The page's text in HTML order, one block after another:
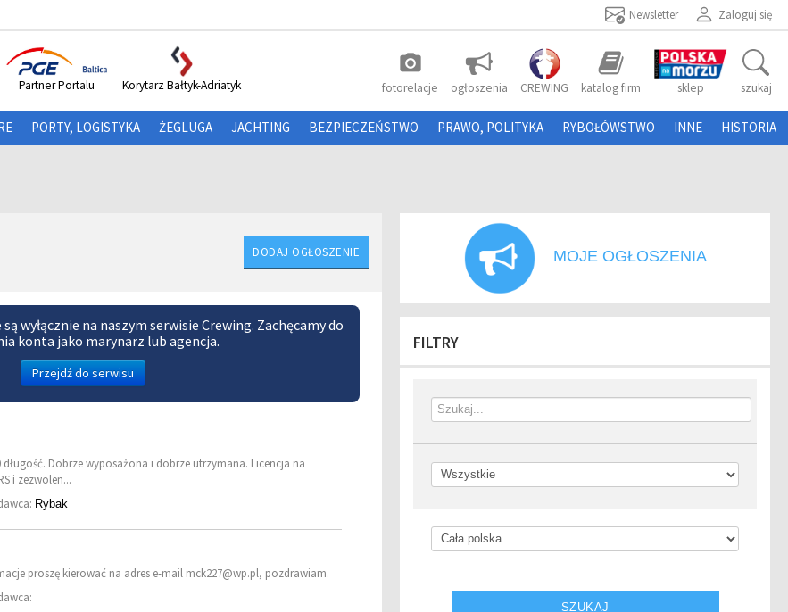
Zaloguj się
Newsletter
photo_camera
fotorelacje ogłoszenia CREWING katalog firm sklep szukaj
Partner Portalu Korytarz Bałtyk-Adriatyk
PORTY, LOGISTYKA ŻEGLUGA JACHTING BEZPIECZEŃSTWO PRAWO, POLITYKA RYBOŁÓWSTWO INNE HISTORIA
DODAJ OGŁOSZENIE
wyłącznie na naszym serwisie Crewing. Zachęcamy do
konta jako marynarz lub agencja.
Przejdź do serwisu
Dobrze wyposażona i dobrze utrzymana. Licencja na
i zezwolen...
Rybak
proszę kierować na adres e-mail mck227@wp.pl, pozdrawiam.
MOJE OGŁOSZENIA
FILTRY